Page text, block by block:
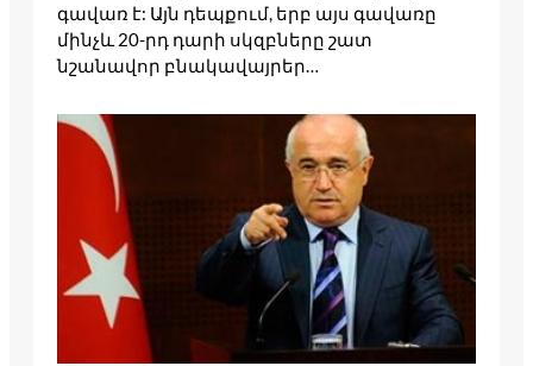
գավառ է: Այն դեպքում, երբ այս գավառը
մինչև 20-րդ դարի սկզբները շատ
նշանավոր բնակավայրեր…